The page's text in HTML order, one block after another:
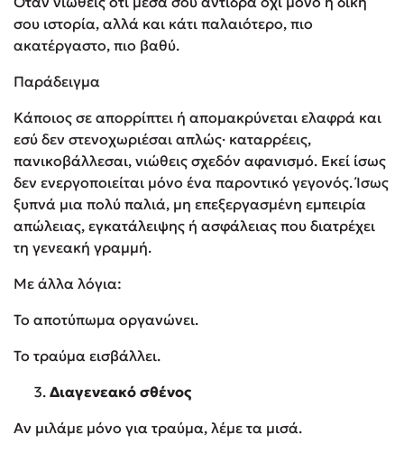
σου ιστορία, αλλά και κάτι παλαιότερο, πιο
ακατέργαστο, πιο βαθύ.
Παράδειγμα
Κάποιος σε απορρίπτει ή απομακρύνεται ελαφρά και
εσύ δεν στενοχωριέσαι απλώς· καταρρέεις,
πανικοβάλλεσαι, νιώθεις σχεδόν αφανισμό. Εκεί ίσως
δεν ενεργοποιείται μόνο ένα παροντικό γεγονός. Ίσως
ξυπνά μια πολύ παλιά, μη επεξεργασμένη εμπειρία
απώλειας, εγκατάλειψης ή ασφάλειας που διατρέχει
τη γενεακή γραμμή.
Με άλλα λόγια:
Το αποτύπωμα οργανώνει.
Το τραύμα εισβάλλει.
Διαγενεακό σθένος
Αν μιλάμε μόνο για τραύμα, λέμε τα μισά.